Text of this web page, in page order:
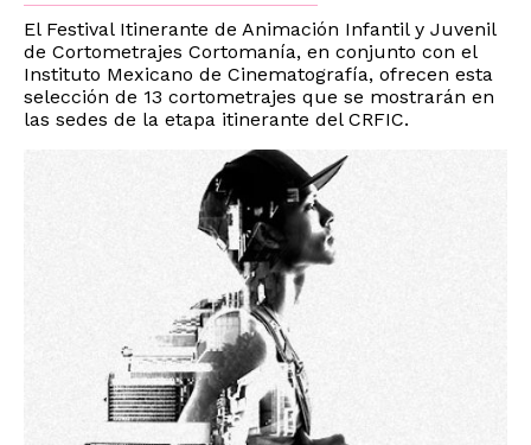
El Festival Itinerante de Animación Infantil y Juvenil
de Cortometrajes Cortomanía, en conjunto con el
Instituto Mexicano de Cinematografía, ofrecen esta
selección de 13 cortometrajes que se mostrarán en
las sedes de la etapa itinerante del CRFIC.